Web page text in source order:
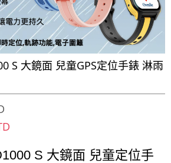
S 大鏡面 兒童GPS定位手錶 淋雨
S 大鏡面 兒童定位手